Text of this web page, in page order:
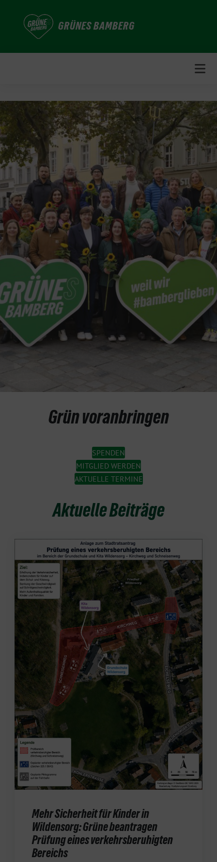
GRÜNES BAMBERG
Grün voranbringen
SPENDEN
MITGLIED WERDEN
AKTUELLE TERMINE
Aktuelle Beiträge
Mehr Sicherheit für Kinder in
Wildensorg: Grüne beantragen
Prüfung eines verkehrsberuhigten
Bereichs